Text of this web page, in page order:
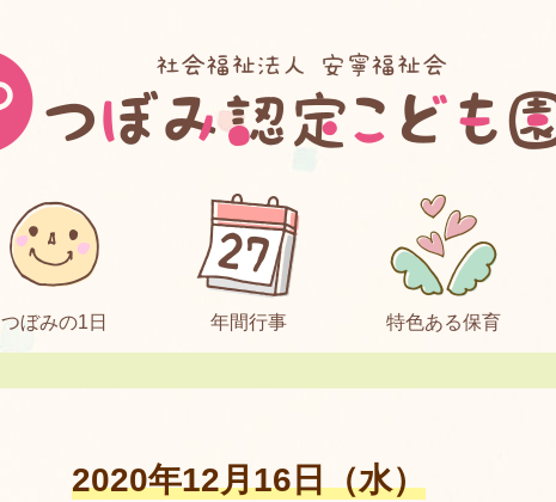
つぼみの1日 年間行事 特色ある保育
2020年12月16日（水）